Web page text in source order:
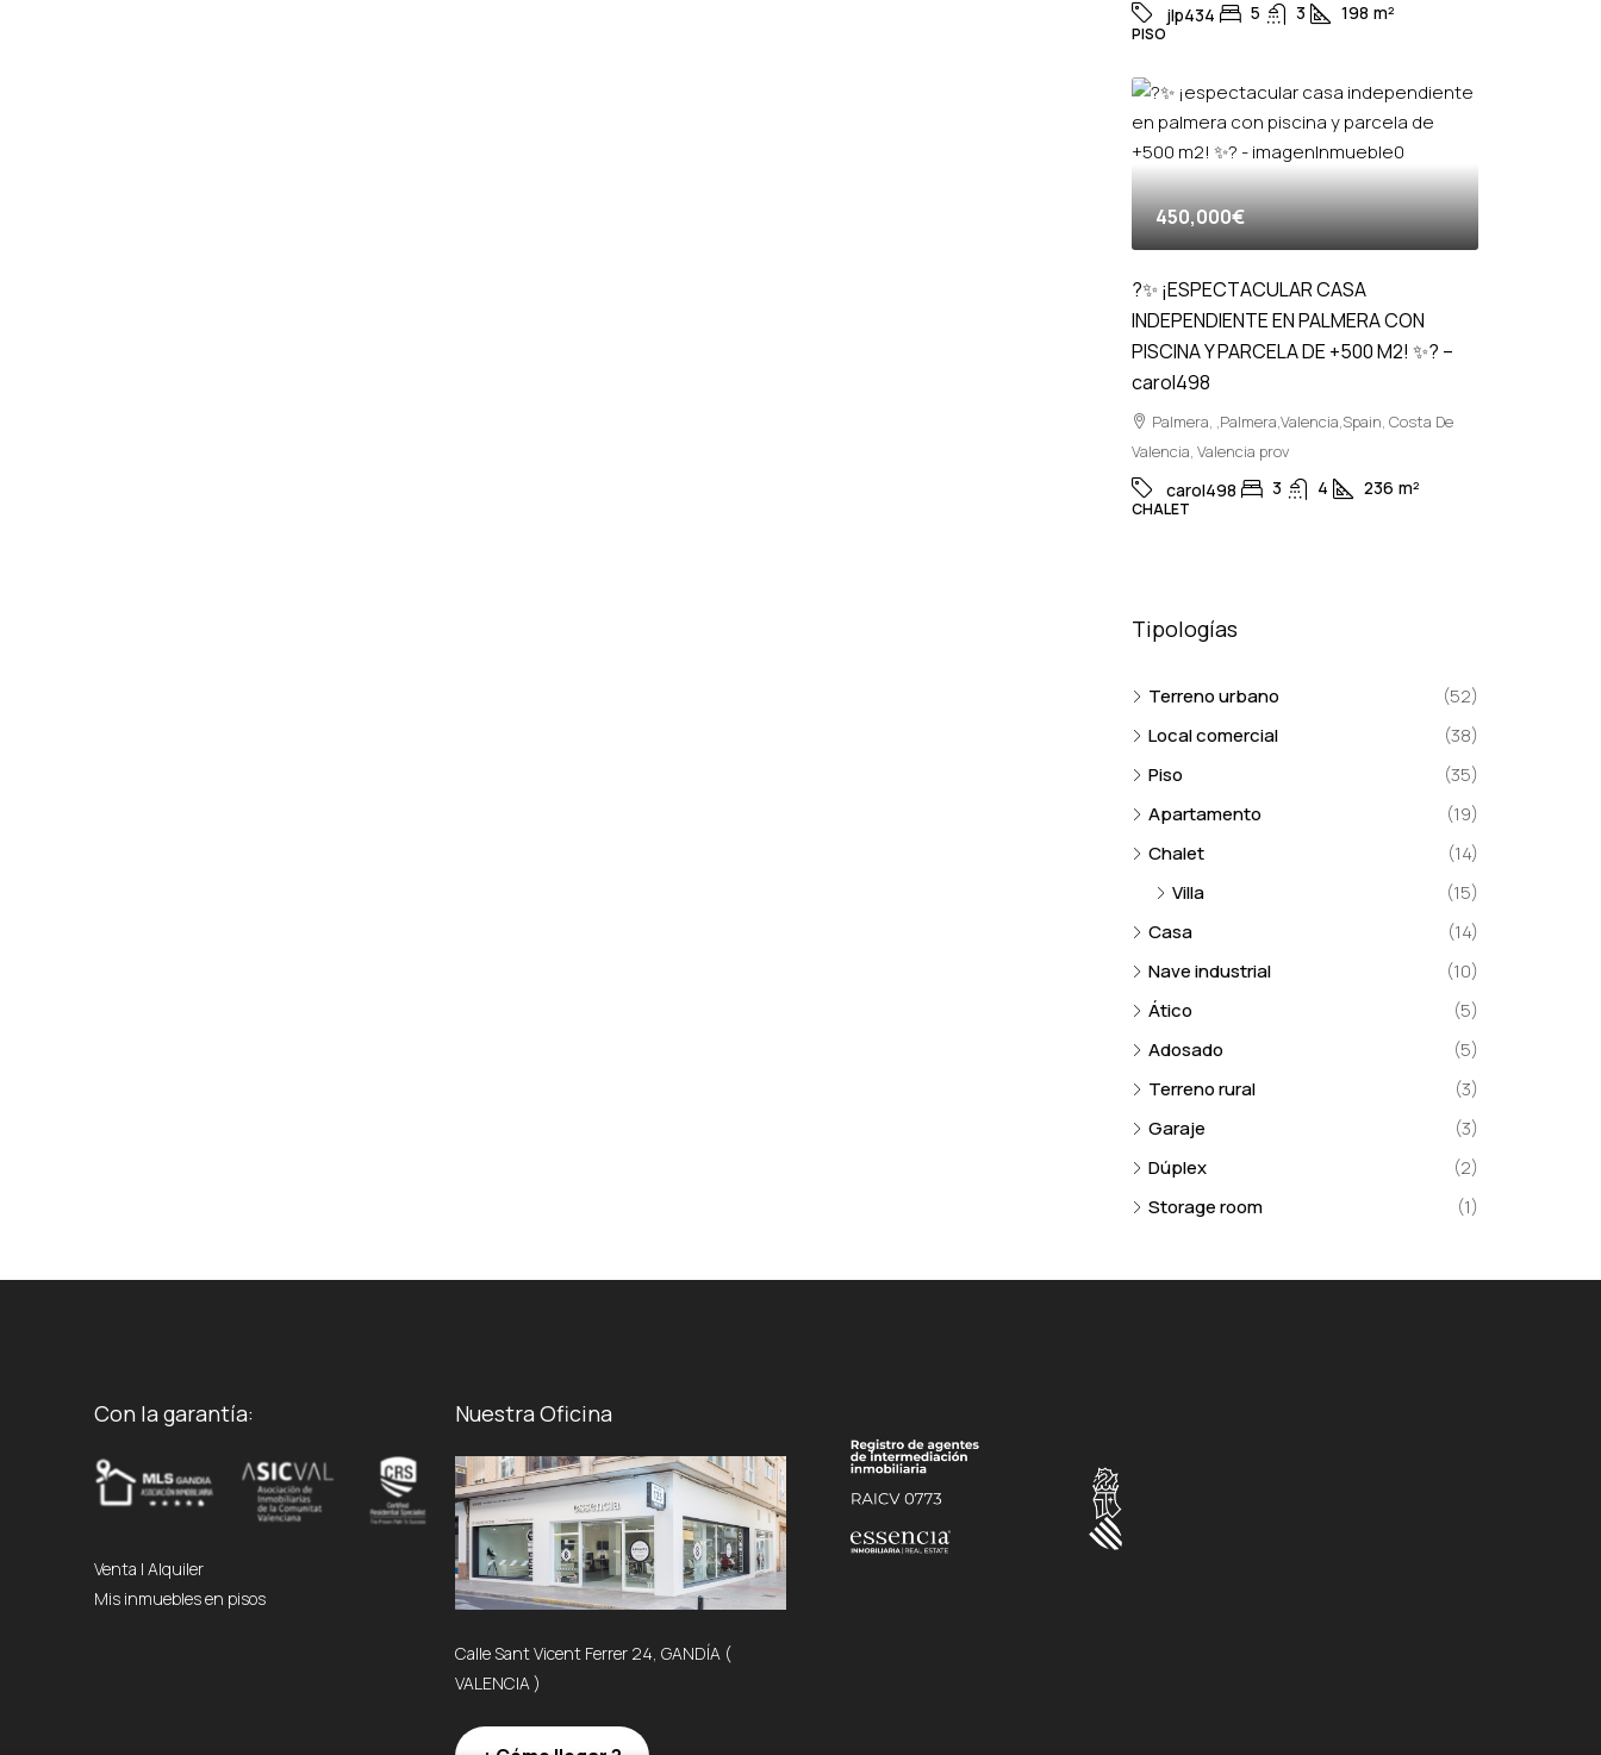
jlp434 5 3 198 m²
PISO
450,000€
?✨ ¡ESPECTACULAR CASA
INDEPENDIENTE EN PALMERA CON
PISCINA Y PARCELA DE +500 M2! ✨? –
carol498
Palmera, ,Palmera,Valencia,Spain, Costa De
Valencia, Valencia prov
carol498 3 4 236 m²
CHALET
Tipologías
Terreno urbano
(52)
Local comercial
(38)
Piso
(35)
Apartamento
(19)
Chalet
(14)
Villa
(15)
Casa
(14)
Nave industrial
(10)
Ático
(5)
Adosado
(5)
Terreno rural
(3)
Garaje
(3)
Dúplex
(2)
Storage room
(1)
Con la garantía:
Venta | Alquiler
Mis inmuebles en pisos
Nuestra Oficina
Calle Sant Vicent Ferrer 24, GANDÍA (
VALENCIA )